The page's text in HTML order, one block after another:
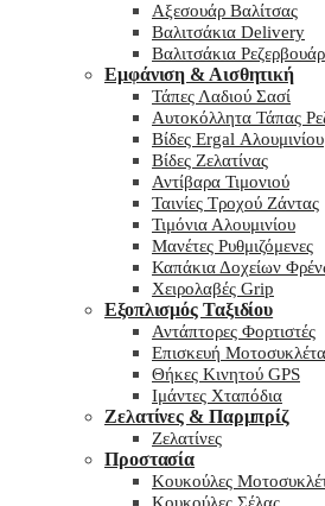
Αξεσουάρ Βαλίτσας
Βαλιτσάκια Delivery
Βαλιτσάκια Ρεζερβουάρ
Εμφάνιση & Αισθητική
Τάπες Λαδιού Σασί
Αυτοκόλλητα Τάπας
Βίδες Ergal Αλουμινίου
Βίδες Ζελατίνας
Αντίβαρα Τιμονιού
Ταινίες Τροχού Ζάντας
Τιμόνια Αλουμινίου
Μανέτες Ρυθμιζόμενες
Καπάκια Δοχείων
Χειρολαβές Grip
Εξοπλισμός Ταξιδίου
Αντάπτορες Φορτιστές
Επισκευή
Θήκες Κινητού GPS
Ιμάντες Χταπόδια
Ζελατίνες & Παρμπρίζ
Ζελατίνες
Προστασία
Κουκούλες